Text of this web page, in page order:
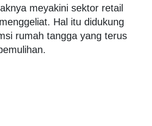
meyakini sektor retail
Hal itu didukung
rumah tangga yang terus